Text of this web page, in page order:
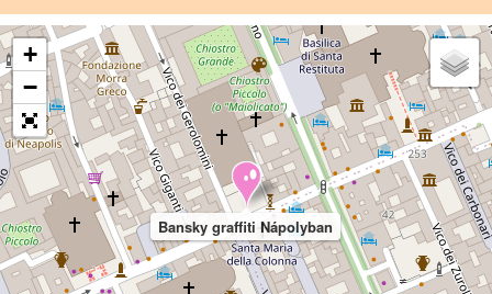
Bansky graffiti Nápolyban
+
−